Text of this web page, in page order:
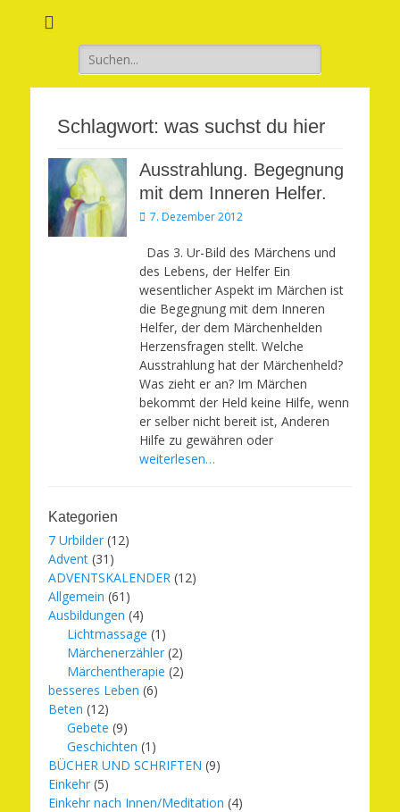
Suchen
nach:
Schlagwort: was suchst du hier
Ausstrahlung. Begegnung
mit dem Inneren Helfer.
Veröffentlicht
7. Dezember 2012
Das 3. Ur-Bild des Märchens und
des Lebens, der Helfer Ein
wesentlicher Aspekt im Märchen ist
die Begegnung mit dem Inneren
Helfer, der dem Märchenhelden
Herzensfragen stellt. Welche
Ausstrahlung hat der Märchenheld?
Was zieht er an? Im Märchen
bekommt der Held keine Hilfe, wenn
er selber nicht bereit ist, Anderen
Hilfe zu gewähren oder
weiterlesen…
Kategorien
7 Urbilder (12)
Advent (31)
ADVENTSKALENDER (12)
Allgemein (61)
Ausbildungen (4)
Lichtmassage (1)
Märchenerzähler (2)
Märchentherapie (2)
besseres Leben (6)
Beten (12)
Gebete (9)
Geschichten (1)
BÜCHER UND SCHRIFTEN (9)
Einkehr (5)
Einkehr nach Innen/Meditation (4)